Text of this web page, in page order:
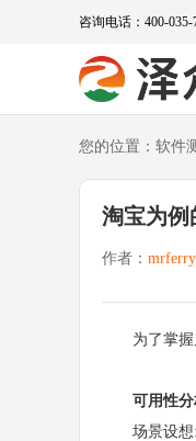
咨询电话：400-035-
您的位置： 软件
淘宝为例
作者： mrferry
为了掌握质
可用性
场景设想: